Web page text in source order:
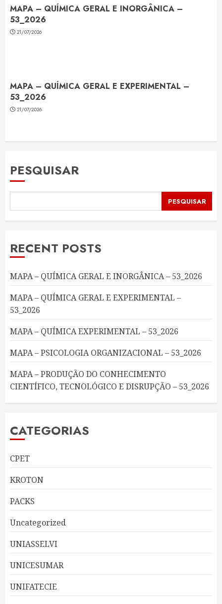
MAPA – QUÍMICA GERAL E INORGÂNICA –
53_2026
21/07/2026
MAPA – QUÍMICA GERAL E EXPERIMENTAL –
53_2026
21/07/2026
PESQUISAR
PESQUISAR
RECENT POSTS
MAPA – QUÍMICA GERAL E INORGÂNICA – 53_2026
MAPA – QUÍMICA GERAL E EXPERIMENTAL –
53_2026
MAPA – QUÍMICA EXPERIMENTAL – 53_2026
MAPA – PSICOLOGIA ORGANIZACIONAL – 53_2026
MAPA – PRODUÇÃO DO CONHECIMENTO
CIENTÍFICO, TECNOLÓGICO E DISRUPÇÃO – 53_2026
CATEGORIAS
CPET
KROTON
PACKS
Uncategorized
UNIASSELVI
UNICESUMAR
UNIFATECIE